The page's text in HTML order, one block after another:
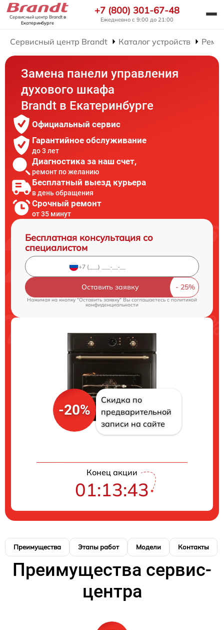
Сервисный центр Brandtв
Екатеринбурге
+7 (800) 301-67-48
Ежедневно с 9:00 до 21:00
Сервисный центр Brandt Каталог устройств
Замена панели управления
духового шкафа
Brandt в Екатеринбурге
Официальный сервис
Гарантийное обслуживание
до 3 лет
Диагностика за наш счет,
ремонт по желанию
Бесплатный выезд курьера
в день обращения
Срочный ремонт
от 35 минут
Бесплатная консультация со
специалистом
Оставить заявку
Нажимая на кнопку "Оставить заявку" Вы соглашаетесь c политикой
конфиденциальности
-20%
Скидка по
предварительной
записи на сайте
Конец акции
01:13:42
Преимущества Этапы работ Модели Контакты
Преимущества сервис-
центра